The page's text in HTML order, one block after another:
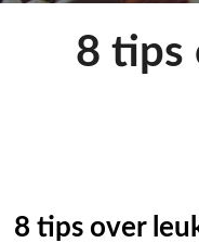
8 tips
8 tips over